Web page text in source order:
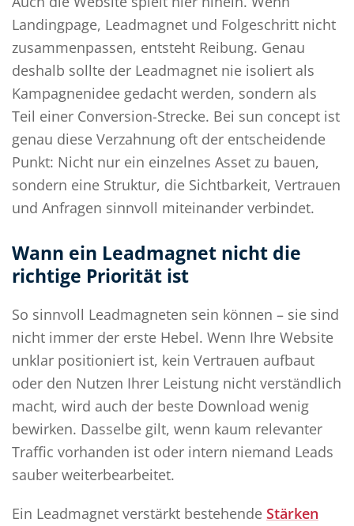
Landingpage, Leadmagnet und Folgeschritt nicht
zusammenpassen, entsteht Reibung. Genau
deshalb sollte der Leadmagnet nie isoliert als
Kampagnenidee gedacht werden, sondern als
Teil einer Conversion-Strecke. Bei sun concept ist
genau diese Verzahnung oft der entscheidende
Punkt: Nicht nur ein einzelnes Asset zu bauen,
sondern eine Struktur, die Sichtbarkeit, Vertrauen
und Anfragen sinnvoll miteinander verbindet.
Wann ein Leadmagnet nicht die
richtige Priorität ist
So sinnvoll Leadmagneten sein können – sie sind
nicht immer der erste Hebel. Wenn Ihre Website
unklar positioniert ist, kein Vertrauen aufbaut
oder den Nutzen Ihrer Leistung nicht verständlich
macht, wird auch der beste Download wenig
bewirken. Dasselbe gilt, wenn kaum relevanter
Traffic vorhanden ist oder intern niemand Leads
sauber weiterbearbeitet.
Ein Leadmagnet verstärkt bestehende Stärken